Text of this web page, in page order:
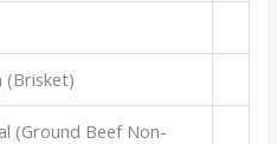
(Brisket)
(Ground Beef Non-